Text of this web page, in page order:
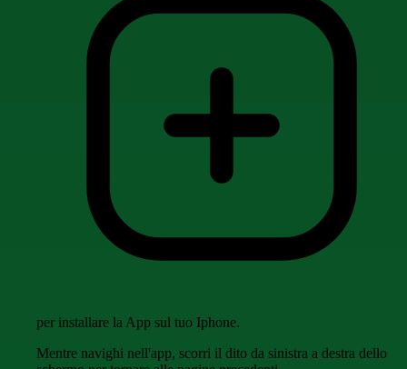
per installare la App sul tuo Iphone.
Mentre navighi nell'app, scorri il dito da sinistra a destra dello